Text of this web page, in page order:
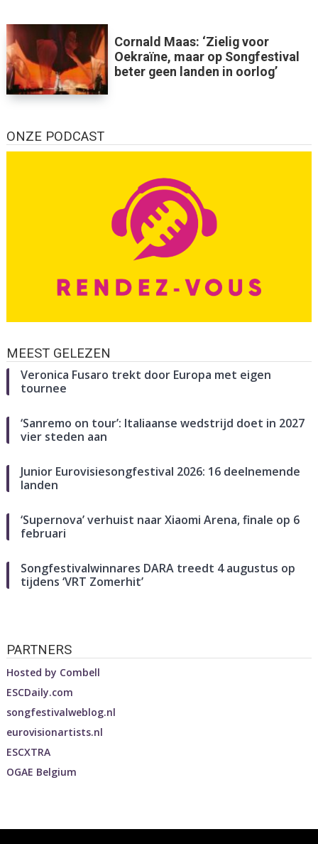
Cornald Maas: ‘Zielig voor
Oekraïne, maar op Songfestival
beter geen landen in oorlog’
ONZE PODCAST
MEEST GELEZEN
Veronica Fusaro trekt door Europa met eigen
tournee
‘Sanremo on tour’: Italiaanse wedstrijd doet in 2027
vier steden aan
Junior Eurovisiesongfestival 2026: 16 deelnemende
landen
‘Supernova’ verhuist naar Xiaomi Arena, finale op 6
februari
Songfestivalwinnares DARA treedt 4 augustus op
tijdens ‘VRT Zomerhit’
PARTNERS
Hosted by Combell
ESCDaily.com
songfestivalweblog.nl
eurovisionartists.nl
ESCXTRA
OGAE Belgium